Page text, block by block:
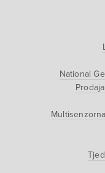
National